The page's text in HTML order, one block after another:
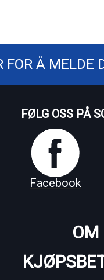
FOR Å MELDE
FØLG OSS PÅ
Facebook
OM